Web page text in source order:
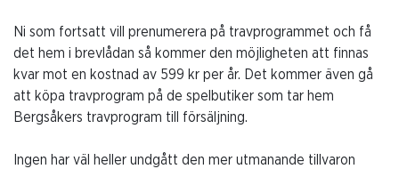
Ni som fortsatt vill prenumerera på travprogrammet och få
det hem i brevlådan så kommer den möjligheten att finnas
kvar mot en kostnad av 599 kr per år. Det kommer även gå
att köpa travprogram på de spelbutiker som tar hem
Bergsåkers travprogram till försäljning.
Ingen har väl heller undgått den mer utmanande tillvaron